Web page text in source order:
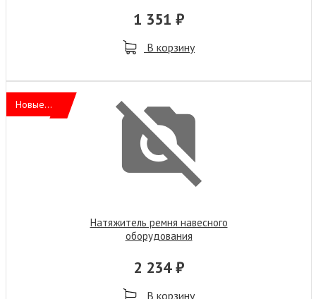
1 351 ₽
В корзину
Новые...
Натяжитель ремня навесного
оборудования
2 234 ₽
В корзину